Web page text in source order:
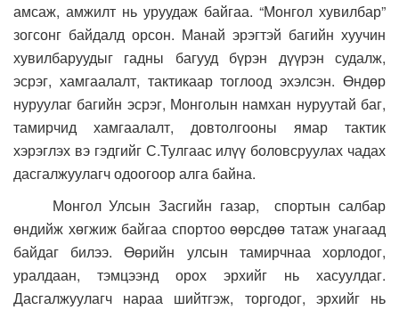
амсаж, амжилт нь уруудаж байгаа. “Монгол хувилбар”
зогсонг байдалд орсон. Манай эрэгтэй багийн хуучин
хувилбаруудыг гадны багууд бүрэн дүүрэн судалж,
эсрэг, хамгаалалт, тактикаар тоглоод эхэлсэн. Өндөр
нуруулаг багийн эсрэг, Монголын намхан нуруутай баг,
тамирчид хамгаалалт, довтолгооны ямар тактик
хэрэглэх вэ гэдгийг С.Тулгаас илүү боловсруулах чадах
дасгалжуулагч одоогоор алга байна.
Монгол Улсын Засгийн газар, спортын салбар
өндийж хөгжиж байгаа спортоо өөрсдөө татаж унагаад
байдаг билээ. Өөрийн улсын тамирчнаа хорлодог,
уралдаан, тэмцээнд орох эрхийг нь хасуулдаг.
Дасгалжуулагч нараа шийтгэж, торгодог, эрхийг нь